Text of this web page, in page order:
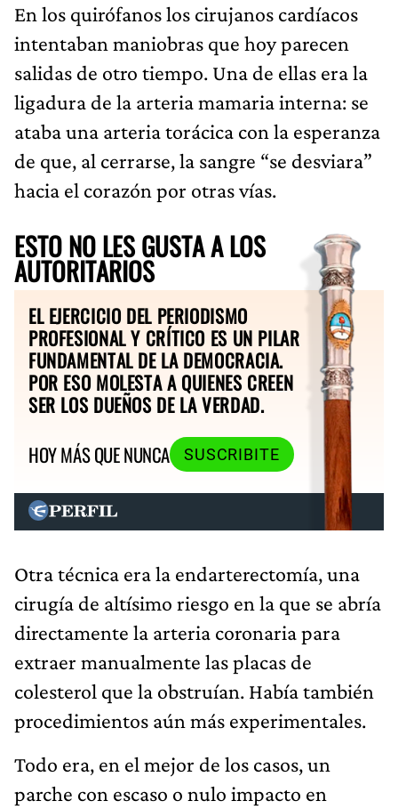
En los quirófanos los cirujanos cardíacos
intentaban maniobras que hoy parecen
salidas de otro tiempo. Una de ellas era la
ligadura de la arteria mamaria interna: se
ataba una arteria torácica con la esperanza
de que, al cerrarse, la sangre “se desviara”
hacia el corazón por otras vías.
ESTO NO LES GUSTA A LOS
AUTORITARIOS
EL EJERCICIO DEL PERIODISMO
PROFESIONAL Y CRÍTICO ES UN PILAR
FUNDAMENTAL DE LA DEMOCRACIA.
POR ESO MOLESTA A QUIENES CREEN
SER LOS DUEÑOS DE LA VERDAD.
HOY MÁS QUE NUNCA
SUSCRIBITE
Otra técnica era la endarterectomía, una
cirugía de altísimo riesgo en la que se abría
directamente la arteria coronaria para
extraer manualmente las placas de
colesterol que la obstruían. Había también
procedimientos aún más experimentales.
Todo era, en el mejor de los casos, un
parche con escaso o nulo impacto en